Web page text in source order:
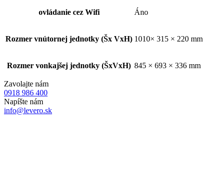
ovládanie cez Wifi Áno
Rozmer vnútornej jednotky (Šx VxH) 1010× 315 × 220 mm
Rozmer vonkajšej jednotky (ŠxVxH) 845 × 693 × 336 mm
Zavolajte nám
0918 986 400
Napíšte nám
info@levero.sk